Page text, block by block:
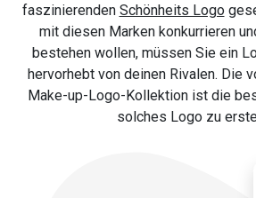
faszinierenden Schönheits Logo
mit diesen Marken konkurrieren
bestehen wollen, müssen Sie ein
hervorhebt von deinen Rivalen. Die
Make-up-Logo-Kollektion ist die
solches Logo zu